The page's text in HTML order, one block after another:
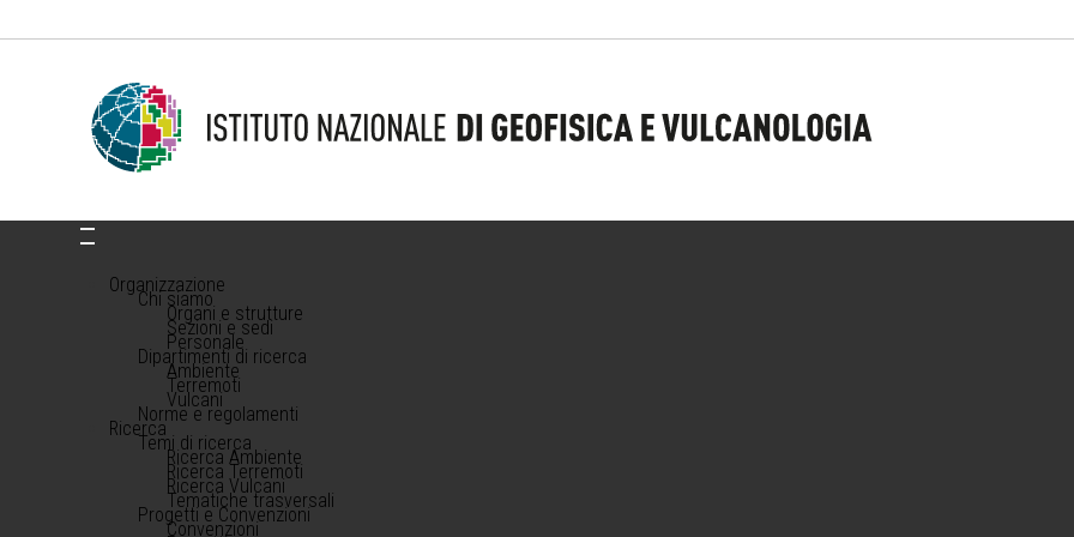
Organizzazione
Chi siamo
Organi e strutture
Sezioni e sedi
Personale
Dipartimenti di ricerca
Ambiente
Terremoti
Vulcani
Norme e regolamenti
Ricerca
Temi di ricerca
Ricerca Ambiente
Ricerca Terremoti
Ricerca Vulcani
Tematiche trasversali
Progetti e Convenzioni
Convenzioni